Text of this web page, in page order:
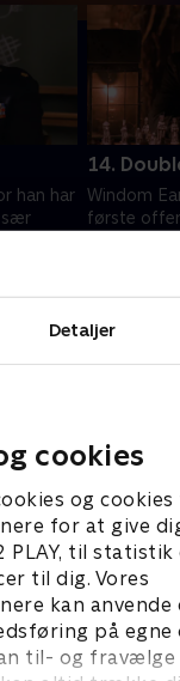
Detaljer
cookies
og
for at give
PLAY, til
til dig. Vores
kan
på egne
til- og fravælge
han har
sær
14.
Windom
første
Bobby, at
1. juli 2021 •
sæsoner